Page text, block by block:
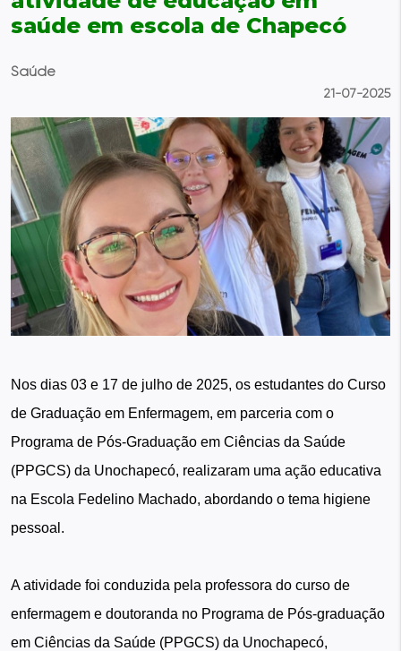
saúde em escola de Chapecó
Saúde
21-07-2025
Nos dias 03 e 17 de julho de 2025, os estudantes do Curso
de Graduação em Enfermagem, em parceria com o
Programa de Pós-Graduação em Ciências da Saúde
(PPGCS) da Unochapecó, realizaram uma ação educativa
na Escola Fedelino Machado, abordando o tema higiene
pessoal.
A atividade foi conduzida pela professora do curso de
enfermagem e doutoranda no Programa de Pós-graduação
em Ciências da Saúde (PPGCS) da Unochapecó,